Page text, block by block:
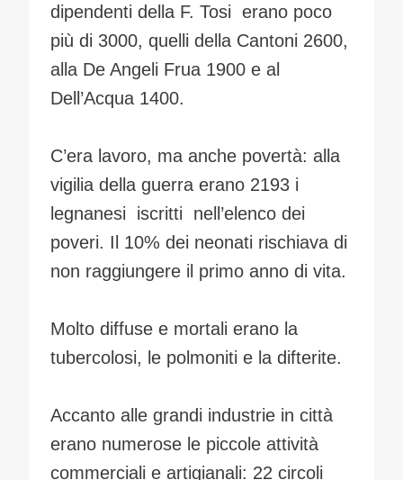
dipendenti della F. Tosi erano poco
più di 3000, quelli della Cantoni 2600,
alla De Angeli Frua 1900 e al
Dell’Acqua 1400.
C’era lavoro, ma anche povertà: alla
vigilia della guerra erano 2193 i
legnanesi iscritti nell’elenco dei
poveri. Il 10% dei neonati rischiava di
non raggiungere il primo anno di vita.
Molto diffuse e mortali erano la
tubercolosi, le polmoniti e la difterite.
Accanto alle grandi industrie in città
erano numerose le piccole attività
commerciali e artigianali: 22 circoli